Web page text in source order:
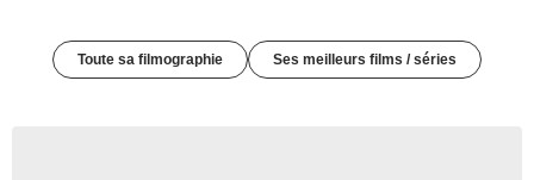
Toute sa filmographie Ses meilleurs films / séries